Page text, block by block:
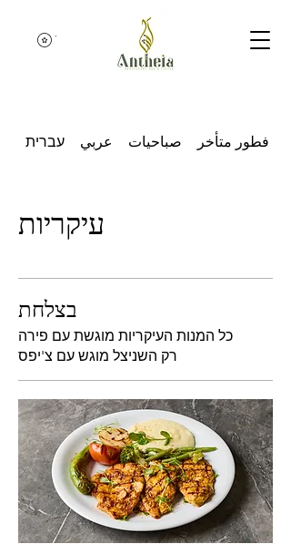
עברית عربي صباحيات فطور متأخر
עיקריות
בצלחת
כל המנות העיקריות מוגשת עם פירה